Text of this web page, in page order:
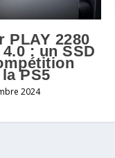
PLAY 2280
4.0 : un SSD
PS5
2024